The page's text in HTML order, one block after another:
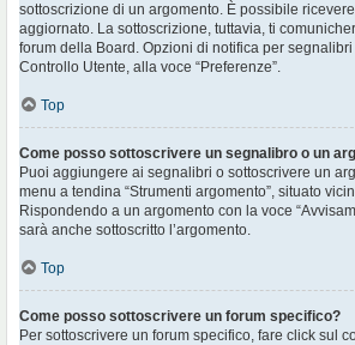
sottoscrizione di un argomento. È possibile
aggiornato. La sottoscrizione, tuttavia, ti
forum della Board. Opzioni di notifica per
Controllo Utente, alla voce “Preferenze”.
Top
Come posso sottoscrivere un segnalibro o un
Puoi aggiungere ai segnalibri o sottoscrivere un
menu a tendina “Strumenti argomento”, situato
Rispondendo a un argomento con la voce
sarà anche sottoscritto l’argomento.
Top
Come posso sottoscrivere un forum specifico?
Per sottoscrivere un forum specifico, fare click sul